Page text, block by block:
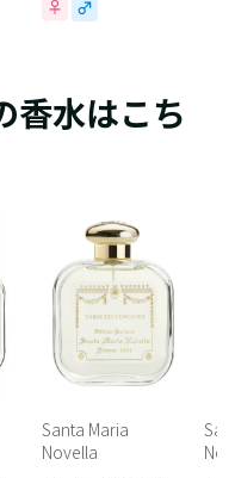
香水はこち
Santa Maria
Novella